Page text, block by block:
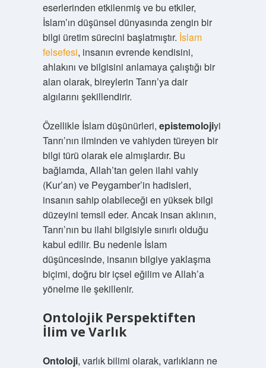
eserlerinden etkilenmiş ve bu etkiler,
İslam’ın düşünsel dünyasında zengin bir
bilgi üretim sürecini başlatmıştır. İslam
felsefesi, insanın evrende kendisini,
ahlakını ve bilgisini anlamaya çalıştığı bir
alan olarak, bireylerin Tanrı’ya dair
algılarını şekillendirir.
Özellikle İslam düşünürleri, epistemolojiyi
Tanrı’nın ilminden ve vahiyden türeyen bir
bilgi türü olarak ele almışlardır. Bu
bağlamda, Allah’tan gelen ilahi vahiy
(Kur’an) ve Peygamber’in hadisleri,
insanın sahip olabileceği en yüksek bilgi
düzeyini temsil eder. Ancak insan aklının,
Tanrı’nın bu ilahi bilgisiyle sınırlı olduğu
kabul edilir. Bu nedenle İslam
düşüncesinde, insanın bilgiye yaklaşma
biçimi, doğru bir içsel eğilim ve Allah’a
yönelme ile şekillenir.
Ontolojik Perspektiften
İlim ve Varlık
Ontoloji, varlık bilimi olarak, varlıkların ne